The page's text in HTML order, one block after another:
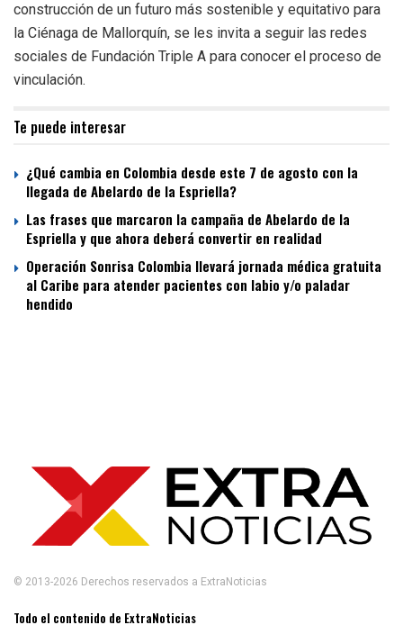
construcción de un futuro más sostenible y equitativo para
la Ciénaga de Mallorquín, se les invita a seguir las redes
sociales de Fundación Triple A para conocer el proceso de
vinculación.
Te puede interesar
¿Qué cambia en Colombia desde este 7 de agosto con la
llegada de Abelardo de la Espriella?
Las frases que marcaron la campaña de Abelardo de la
Espriella y que ahora deberá convertir en realidad
Operación Sonrisa Colombia llevará jornada médica gratuita
al Caribe para atender pacientes con labio y/o paladar
hendido
© 2013-2026 Derechos reservados a ExtraNoticias
Todo el contenido de ExtraNoticias